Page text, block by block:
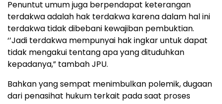
Penuntut umum juga berpendapat keterangan
terdakwa adalah hak terdakwa karena dalam hal ini
terdakwa tidak dibebani kewajiban pembuktian.
‘’Jadi terdakwa mempunyai hak ingkar untuk dapat
tidak mengakui tentang apa yang dituduhkan
kepadanya,” tambah JPU.
Bahkan yang sempat menimbulkan polemik, dugaan
dari penasihat hukum terkait pada saat proses